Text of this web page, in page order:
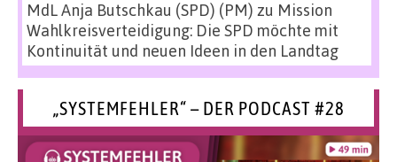
MdL Anja Butschkau (SPD) (PM) zu Mission
Wahlkreisverteidigung: Die SPD möchte mit
Kontinuität und neuen Ideen in den Landtag
„SYSTEMFEHLER“ – DER PODCAST #28